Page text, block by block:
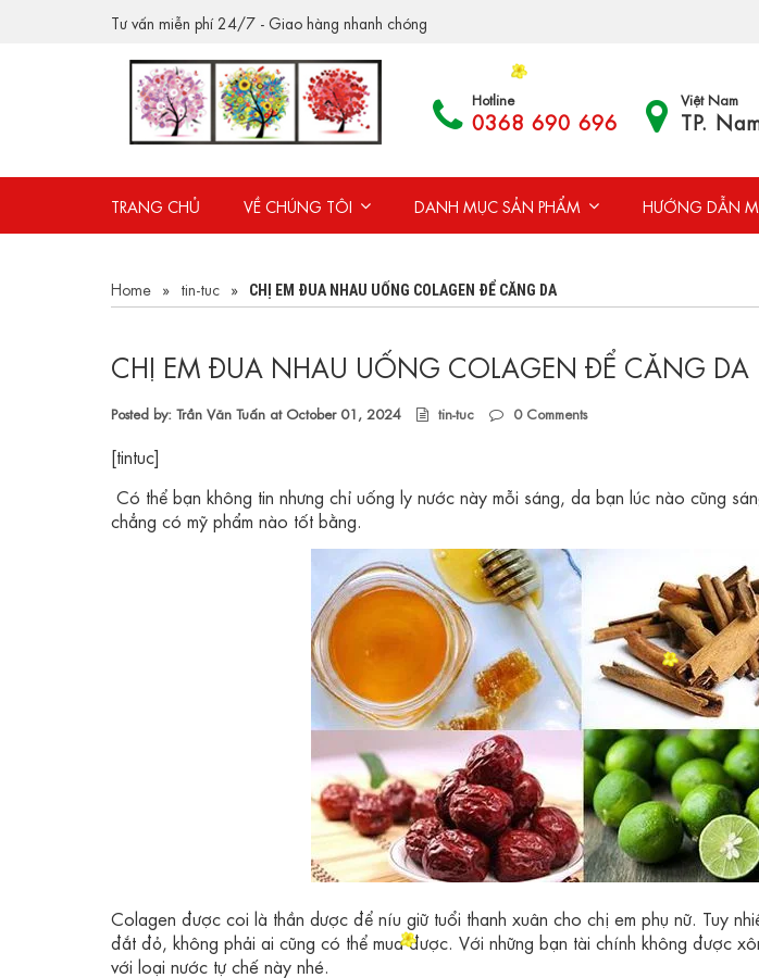
Tư vấn miễn phí 24/7 - Giao hàng nhanh chóng
Hotline
0368 690 696
Việt Nam
TP.
TRANG CHỦ VỀ CHÚNG TÔI DANH MỤC SẢN PHẨM HƯỚNG DẪN
Home » tin-tuc » CHỊ EM ĐUA NHAU UỐNG COLAGEN ĐỂ CĂNG DA
CHỊ EM ĐUA NHAU UỐNG COLAGEN ĐỂ CĂNG DA
Posted by: Trần Văn Tuấn at October 01, 2024 tin-tuc 0Comments
[tintuc]
Có thể bạn không tin nhưng chỉ uống ly nước này mỗi sáng, da bạn lúc nào cũng
chẳng có mỹ phẩm nào tốt bằng.
Colagen được coi là thần dược để níu giữ tuổi thanh xuân cho chị em phụ nữ. Tuy
đắt đỏ, không phải ai cũng có thể mua được. Với những bạn tài chính không được
với loại nước tự chế này nhé.